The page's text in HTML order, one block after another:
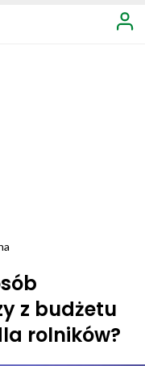
z budżetu
rolników?